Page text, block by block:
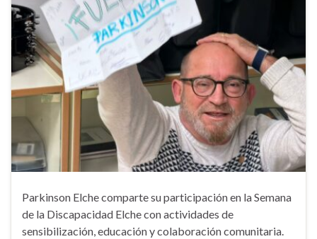
Parkinson Elche comparte su participación en la Semana
de la Discapacidad Elche con actividades de
sensibilización, educación y colaboración comunitaria.